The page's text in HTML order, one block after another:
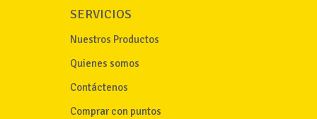
SERVICIOS
Nuestros Productos
Quienes somos
Contáctenos
Comprar con puntos